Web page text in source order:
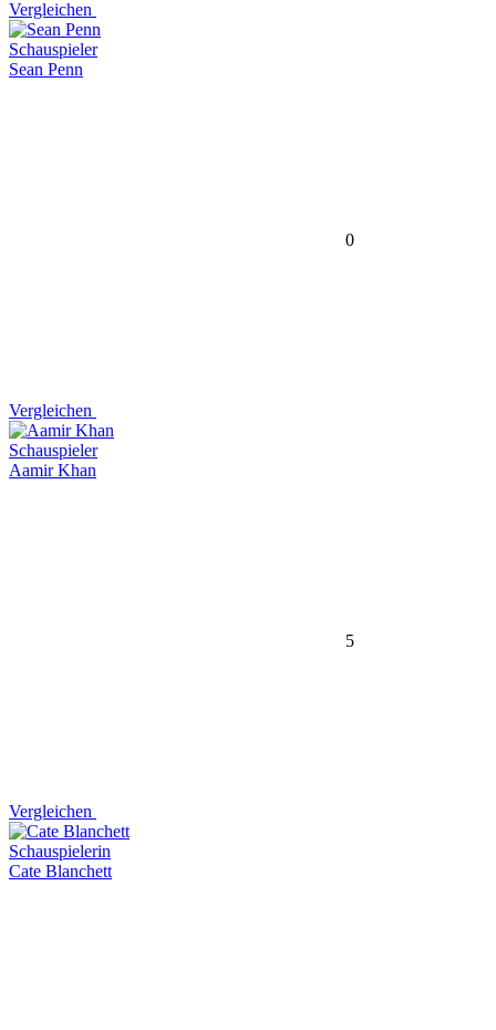
Vergleichen
Schauspieler
Sean Penn
0
Vergleichen
Schauspieler
Aamir Khan
5
Vergleichen
Schauspielerin
Cate Blanchett